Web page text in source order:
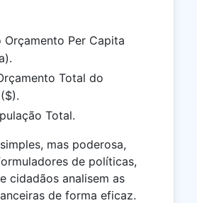
Orçamento Per Capita
Total do
Total.
mas poderosa,
de políticas,
cidadãos analisem as
de forma eficaz.